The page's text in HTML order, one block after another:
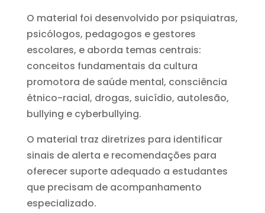
O material foi desenvolvido por psiquiatras,
psicólogos, pedagogos e gestores
escolares, e aborda temas centrais:
conceitos fundamentais da cultura
promotora de saúde mental, consciência
étnico-racial, drogas, suicídio, autolesão,
bullying e cyberbullying.
O material traz diretrizes para identificar
sinais de alerta e recomendações para
oferecer suporte adequado a estudantes
que precisam de acompanhamento
especializado.